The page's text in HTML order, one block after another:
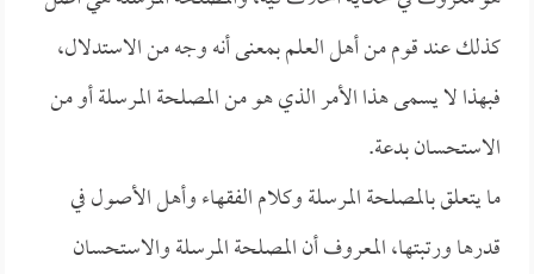
كذلك عند قوم من أهل العلم بمعنى أنه وجه من الاستدلال،
فبهذا لا يسمى هذا الأمر الذي هو من المصلحة المرسلة أو من
الاستحسان بدعة.
ما يتعلق بالمصلحة المرسلة وكلام الفقهاء وأهل الأصول في
قدرها ورتبتها، المعروف أن المصلحة المرسلة والاستحسان